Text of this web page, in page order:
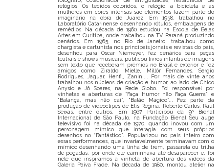
relógios. Os tecidos coloridos, o relógio, a bicicleta e as
mulheres em cores intensas são elementos fazem parte do
imaginário na obra de Juarez. Em 1958, trabalhou no
Laboratório Catarinense desenhando rótulos, embalagens de
remédios. Na década de 1960 estudou na Escola de Belas
Artes em Curitiba, onde trabalhou na TV Paraná produzindo
cenários. Em 1965, no Rio de Janeiro, trabalhou como
chargista e cartunista nos principais jornais e revistas do país,
desenhou para Oscar Niemeyer, fez cenários para peças
teatrais e shows musicais, publicou livros infantis de imagens
sem texto que receberam prêmios no Brasil e exterior e fez
amigos como Ziraldo, Mielle, Millôr Fernandes, Sergio
Rodrigues, Jaguar, Henfil, Zanini... Por mais de vinte anos
trabalhou nos núcleos de criação e humor, ao lado de Chico
Anysio e Jô Soares, na Rede Globo. Foi responsável por
vinhetas e aberturas de “Faça Humor não Faça Guerra” e
“Balança, mas não cai”, “Balão Mágico”... Fez parte da
produção de videoclipes de Elis Regina, Roberto Carlos, Raul
Seixas, entre outros. Em 1967 Participou da 9ª Bienal
Internacional de São Paulo, na Fundação Bienal Seu auge
televisivo foi na década de 1970, quando inovou com um
personagem mímico que interagia com seus próprios
desenhos no “Fantástico”. Popularizou no país inteiro com
essas performances, que invariavelmente terminavam com o
mímico desenhando uma linha de trem, passarela ou trilha
de pegadas, por onde ele caminhava até desaparecer e, foi
nele que inspiramos a vinheta de abertura dos vídeos da
Galeria Paiva Frade. Na década de 1980, montou atelier na